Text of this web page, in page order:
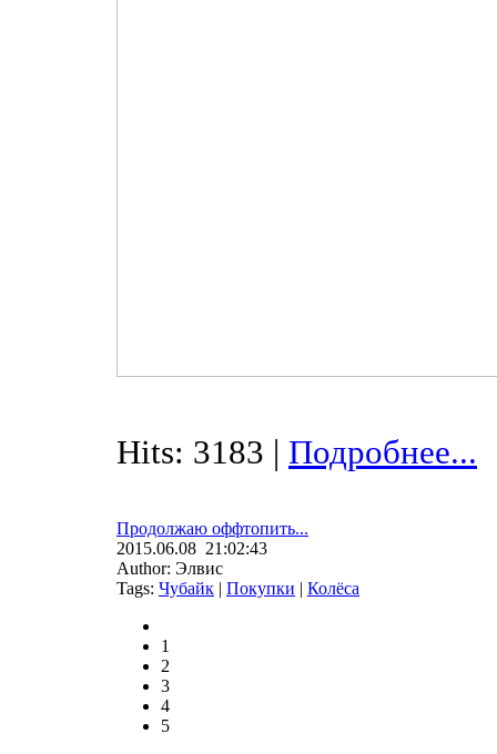
Hits: 3183 | Подробнее...
Продолжаю оффтопить...
2015.06.08 21:02:43
Author: Элвис
Tags: Чубайк | Покупки | Колёса
1
2
3
4
5